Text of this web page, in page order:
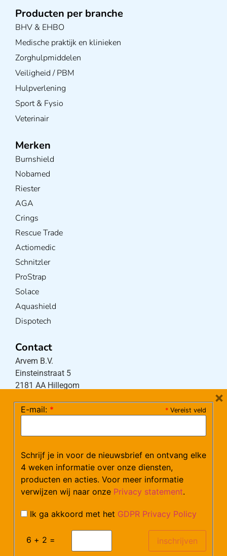
Producten per branche
BHV & EHBO
Medische praktijk en klinieken
Zorghulpmiddelen
Veiligheid / PBM
Hulpverlening
Sport & Fysio
Veterinair
Merken
Burnshield
Nobamed
Riester
AGA
Crings
Rescue Trade
Actiomedic
Schnitzler
ProStrap
Solace
Aquashield
Dispotech
Contact
Arvem B.V.
Einsteinstraat 5
2181 AA Hillegom
(maandag – donderdag 08:30-17:15 uur / vrijdag
Mail:klantenservice@arvem.nl
Werken bij Arvem?
* Vereist veld
E-mail: *
Schrijf je in voor de nieuwsbrief en ontvang elke
4 weken informatie over onze diensten,
producten en acties. Voor meer informatie
verwijzen wij naar onze Privacy statement.
Ik ga akkoord met het GDPR Privacy Policy
6 + 2 =
×